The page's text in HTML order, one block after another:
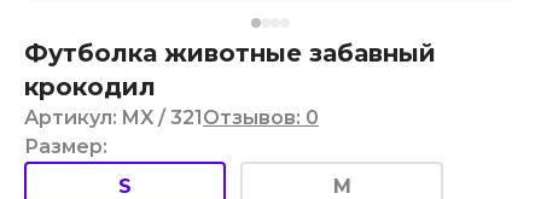
Футболка животные забавный
крокодил
Артикул: MX / 321Отзывов: 0
Размер:
S
M